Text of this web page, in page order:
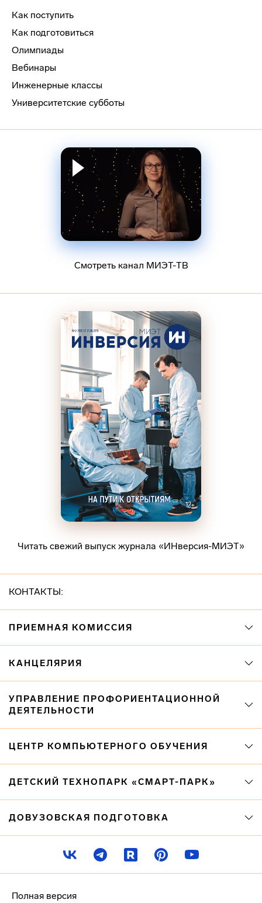
Как поступить
Как подготовиться
Олимпиады
Вебинары
Инженерные классы
Университетские субботы
Смотреть канал МИЭТ-ТВ
Читать свежий выпуск журнала «ИНверсия-МИЭТ»
КОНТАКТЫ:
ПРИЕМНАЯ КОМИССИЯ
КАНЦЕЛЯРИЯ
УПРАВЛЕНИЕ ПРОФОРИЕНТАЦИОННОЙ
ДЕЯТЕЛЬНОСТИ
ЦЕНТР КОМПЬЮТЕРНОГО ОБУЧЕНИЯ
ДЕТСКИЙ ТЕХНОПАРК «СМАРТ-ПАРК»
ДОВУЗОВСКАЯ ПОДГОТОВКА
Полная версия